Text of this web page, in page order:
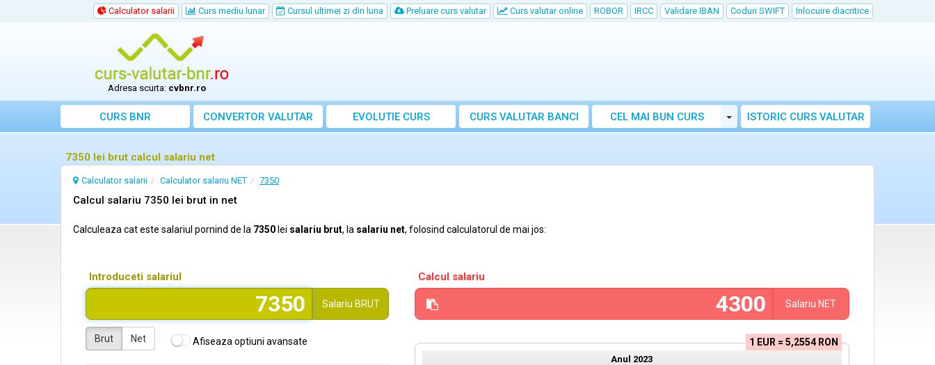
Calculator salarii Curs mediu lunar Cursul ultimei zi din luna Preluare curs valutar Curs valutar online ROBOR IRCC Validare IBAN Coduri SWIFT Inlocuire diacritice
Adresa scurta: cvbnr.ro
CURS BNR CONVERTOR VALUTAR EVOLUTIE CURS CURS VALUTAR BANCI CEL MAI BUN CURS Toggle Dropdown
ISTORIC CURS VALUTAR
7350 lei brut calcul salariu net
Calculator salarii Calculator salariu NET 7350
Calcul salariu 7350 lei brut in net
Calculeaza cat este salariul pornind de la 7350 lei salariu brut, la salariu net, folosind calculatorul de mai jos:
Introduceti salariul
Salariu BRUT
Brut Net Afiseaza optiuni avansate
Calcul salariu
Salariu NET
1 EUR = 5,2554 RON
Anul 2023